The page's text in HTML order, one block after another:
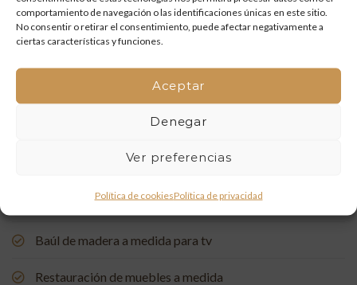
comportamiento de navegación o las identificaciones únicas en este sitio.
No consentir o retirar el consentimiento, puede afectar negativamente a
ciertas características y funciones.
Aceptar
Denegar
Ver preferencias
Política de cookiesPolítica de privacidad
Un rincón de estudio único: restauración y carpintería a
Restauración de una Capelleta de Visita Domiciliaria: Un
Puerta de entrada a medida, de madera de pino suecia
Baúl de madera a medida para tv
Restauración de muebles a medida